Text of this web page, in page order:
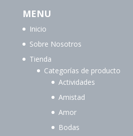
MENU
Inicio
Sobre Nosotros
Tienda
Categorías de producto
Actividades
Amistad
Amor
Bodas